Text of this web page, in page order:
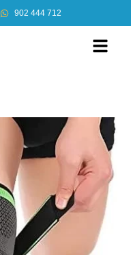
902 444 712